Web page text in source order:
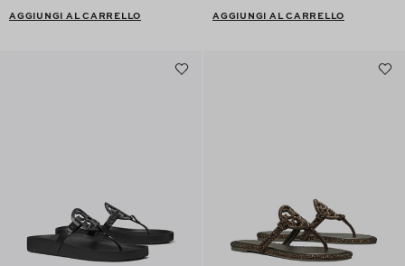
AGGIUNGI AL CARRELLO AGGIUNGI AL CARRELLO